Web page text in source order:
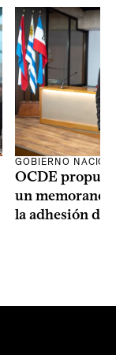
GOBIERNO
OCDE
un
la adhesión